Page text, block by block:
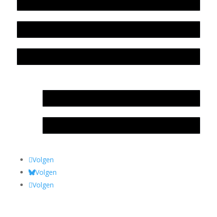
Volgen
Volgen
Volgen